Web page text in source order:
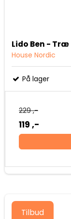
Lido Ben - Træ
House Nordic
På lager
229 ,-
119 ,-
Tilbud